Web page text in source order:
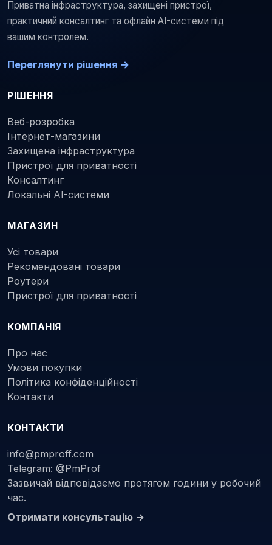
Приватна інфраструктура, захищені пристрої,
практичний консалтинг та офлайн AI-системи під
вашим контролем.
Переглянути рішення →
РІШЕННЯ
Веб-розробка
Інтернет-магазини
Захищена інфраструктура
Пристрої для приватності
Консалтинг
Локальні AI-системи
МАГАЗИН
Усі товари
Рекомендовані товари
Роутери
Пристрої для приватності
КОМПАНІЯ
Про нас
Умови покупки
Політика конфіденційності
Контакти
КОНТАКТИ
info@pmproff.com
Telegram: @PmProf
Зазвичай відповідаємо протягом години у робочий
час.
Отримати консультацію →